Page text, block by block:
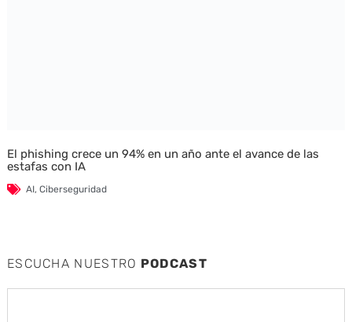
El phishing crece un 94% en un año ante el avance de las
estafas con IA
AI, Ciberseguridad
ESCUCHA NUESTRO PODCAST